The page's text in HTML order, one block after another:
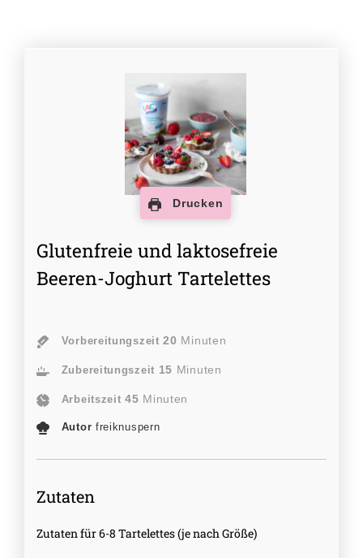
Drucken
Glutenfreie und laktosefreie
Beeren-Joghurt Tartelettes
Vorbereitungszeit 20 Minuten
Zubereitungszeit 15 Minuten
Arbeitszeit 45 Minuten
Autor freiknuspern
Zutaten
Zutaten für 6-8 Tartelettes (je nach Größe)